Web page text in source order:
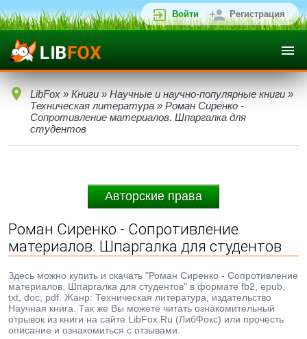
Войти Регистрация
LibFox » Книги » Научные и научно-популярные книги »
Техническая литература » Роман Сиренко -
Сопротивление материалов. Шпаргалка для
студентов
Авторские права
Роман Сиренко - Сопротивление
материалов. Шпаргалка для студентов
Здесь можно купить и скачать "Роман Сиренко - Сопротивление
материалов. Шпаргалка для студентов" в формате fb2, epub,
txt, doc, pdf. Жанр: Техническая литература, издательство
Научная книга. Так же Вы можете читать ознакомительный
отрывок из книги на сайте LibFox.Ru (ЛибФокс) или прочесть
описание и ознакомиться с отзывами.